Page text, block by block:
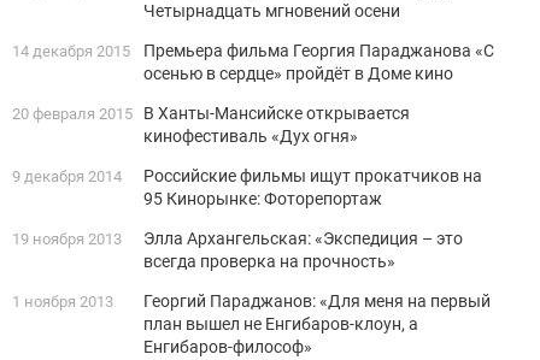
Четырнадцать мгновений осени
14 декабря 2015
Премьера фильма Георгия Параджанова «С
осенью в сердце» пройдёт в Доме кино
20 февраля 2015
В Ханты-Мансийске открывается
кинофестиваль «Дух огня»
9 декабря 2014
Российские фильмы ищут прокатчиков на
95 Кинорынке: Фоторепортаж
19 ноября 2013
Элла Архангельская: «Экспедиция – это
всегда проверка на прочность»
1 ноября 2013
Георгий Параджанов: «Для меня на первый
план вышел не Енгибаров-клоун, а
Енгибаров-философ»